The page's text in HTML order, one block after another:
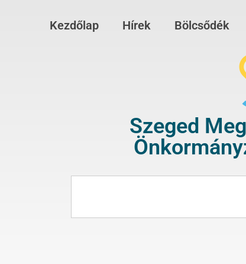
Kezdőlap Hírek Bölcsődék
Szeged